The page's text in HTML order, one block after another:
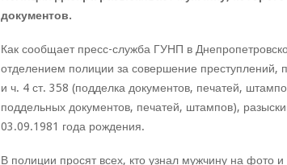
документов.
Как сообщает пресс-служба ГУНП в
отделением полиции за совершение преступлений,
и ч. 4 ст. 358 (подделка документов, печатей,
поддельных документов, печатей, штампов),
03.09.1981 года рождения.
В полиции просят всех, кто узнал мужчину на фото